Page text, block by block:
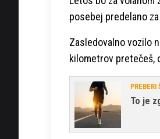
posebej predelano
Zasledovalno vozilo
kilometrov pretečeš,
PREBERI
To je